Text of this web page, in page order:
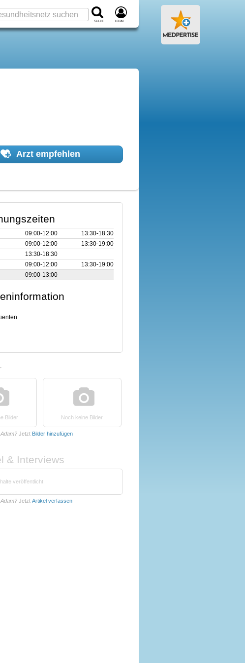
Suche Login
Arzt empfehlen
09:00‑12:00
13:30‑18:30
09:00‑12:00
13:30‑19:00
13:30‑18:30
09:00‑12:00
13:30‑19:00
09:00‑13:00
Bilder Noch keine Bilder
Jetzt Bilder hinzufügen
& Interviews
veröffentlicht
Jetzt Artikel verfassen